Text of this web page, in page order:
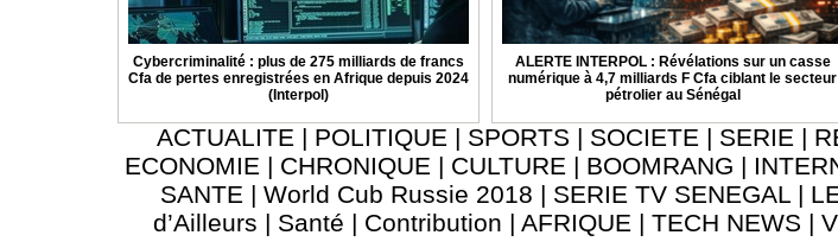
Cybercriminalité : plus de 275 milliards de francs
Cfa de pertes enregistrées en Afrique depuis 2024
(Interpol)
ALERTE INTERPOL : Révélations sur un casse
numérique à 4,7 milliards F Cfa ciblant le secteur
pétrolier au Sénégal
ACTUALITE | POLITIQUE | SPORTS | SOCIETE | SERIE |
ECONOMIE | CHRONIQUE | CULTURE | BOOMRANG |
SANTE | World Cub Russie 2018 | SERIE TV SENEGAL |
d’Ailleurs | Santé | Contribution | AFRIQUE | TECH NEWS |